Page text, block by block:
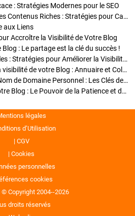
: Stratégies Modernes pour le SEO
Enrichir Vos Articles avec des Contenus Riches : Stratégies pour Captiver et Optimiser
aux Liens
Accroître la Visibilité de Votre Blog
: Le partage est la clé du succès !
Optimisation SEO des Articles : Stratégies pour Améliorer la Visibilité de Votre Blog
Stratégies pour améliorer la visibilité de votre Blog : Annuaire et Collaborations
Pourquoi Investir dans un Nom de Domaine Personnel : Les Clés de la Réussite de Votre Blog
Comment Faire Émerger Votre Blog : Le Pouvoir de la Patience et de la Persévérance
légales
d’Utilisation
CGV
Cookies
personnelles
cookies
© Copyright 2004--2026
droits réservés